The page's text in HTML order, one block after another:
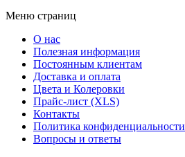
Меню страниц
О нас
Полезная информация
Постоянным клиентам
Доставка и оплата
Цвета и Колеровки
Прайс-лист (XLS)
Контакты
Политика конфиденциальности
Вопросы и ответы